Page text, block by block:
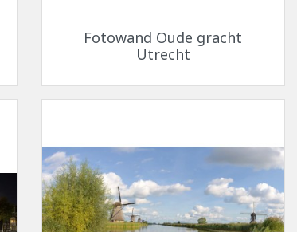
Snel bekijken
Fotowand Oude gracht
Utrecht